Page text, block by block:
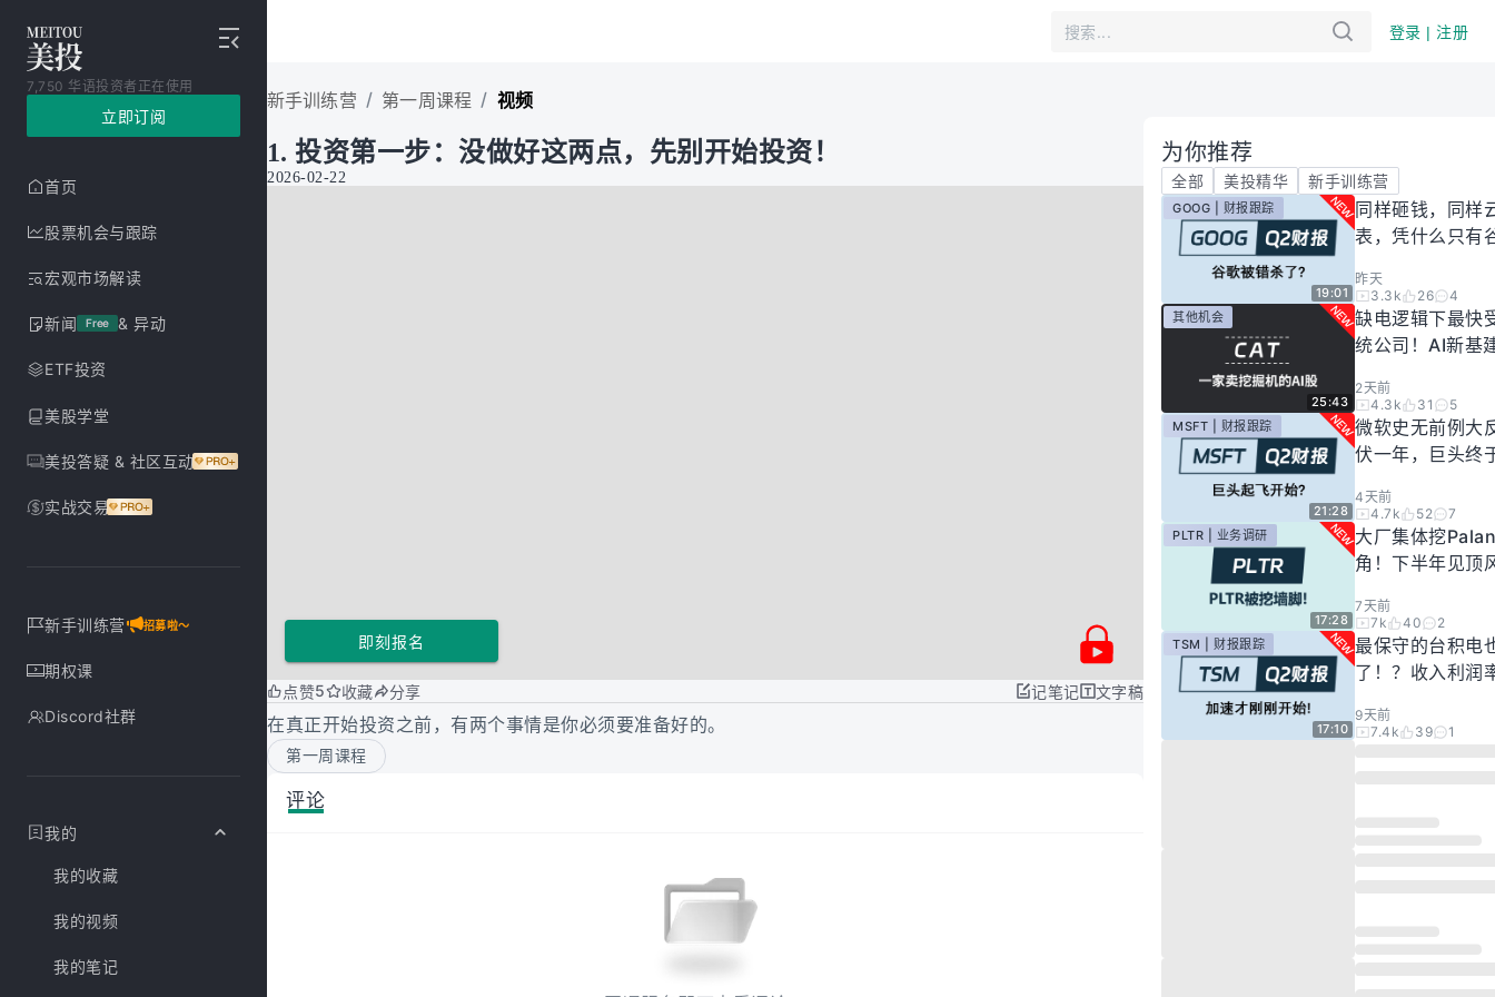
7,750 华语投资者正在使用
立即订阅
首页
股票机会与跟踪
宏观市场解读
新闻 Free & 异动
ETF投资
美股学堂
美投答疑 & 社区互动
实战交易
新手训练营 招募啦～
期权课
Discord社群
我的
我的收藏
我的视频
我的笔记
新手训练营 / 第一周课程 / 视频
1. 投资第一步：没做好这两点，先别开始投资！
2026-02-22
即刻报名
点赞5 收藏 分享 记笔记
文字稿
在真正开始投资之前，有两个事情是你必须要准备好的。
第一周课程
评论
为你推荐
全部 美投精华 新手训练营
19:01
GOOG | 财报跟踪
同样砸钱，同样
表，凭什么只有
你谷歌真正的投
有多高！
昨天
3.3k
26 4
25:43
其他机会
缺电逻辑下最快
统公司！AI新基
2天前
4.3k
31 5
21:28
MSFT | 财报跟踪
微软史无前例大
伏一年，巨头终
4天前
4.7k
52 7
17:28
PLTR | 业务调研
大厂集体挖
角！下半年见顶
还要投资吗？
7天前
7k
40 2
17:10
TSM | 财报跟踪
最保守的台积电
了！？收入利润
账？别急，好戏
9天前
7.4k
39 1
登录 | 注册